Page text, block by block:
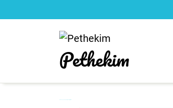
to
Pethekim